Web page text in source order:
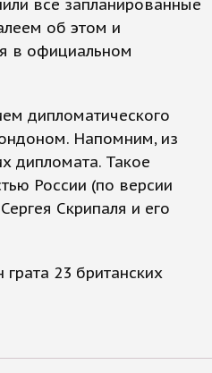
все запланированные
об этом и
в официальном
дипломатического
Напомним, из
дипломата. Такое
России (по версии
Скрипаля и его
23 британских